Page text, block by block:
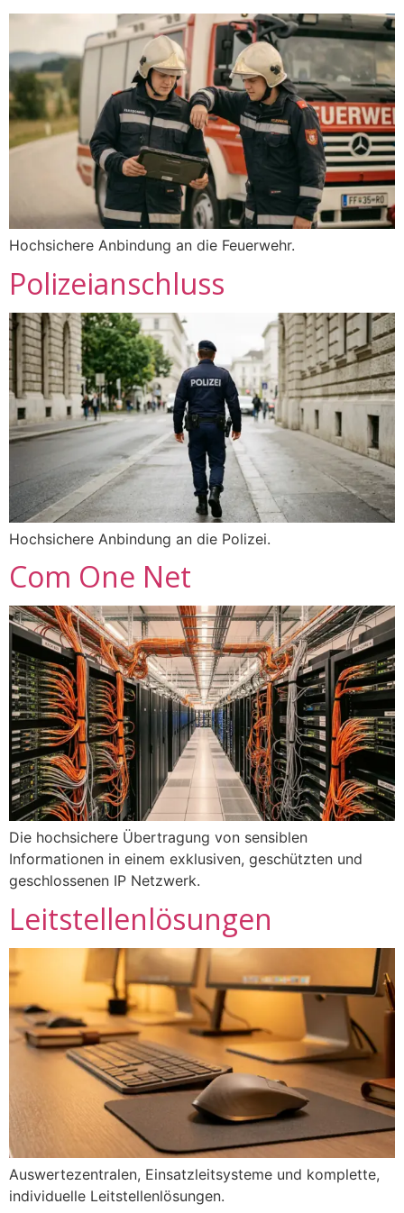
Hochsichere Anbindung an die Feuerwehr.
Polizeianschluss
Hochsichere Anbindung an die Polizei.
Com One Net
Die hochsichere Übertragung von sensiblen
Informationen in einem exklusiven, geschützten und
geschlossenen IP Netzwerk.
Leitstellenlösungen
Auswertezentralen, Einsatzleitsysteme und komplette,
individuelle Leitstellenlösungen.